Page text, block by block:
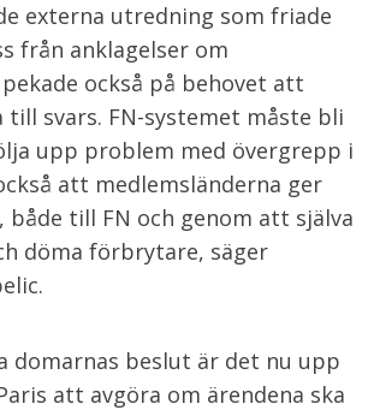
externa utredning som friade
från anklagelser om
också på behovet att
till svars. FN-systemet måste bli
upp problem med övergrepp i
att medlemsländerna ger
till FN och genom att själva
döma förbrytare, säger
domarnas beslut är det nu upp
att avgöra om ärendena ska